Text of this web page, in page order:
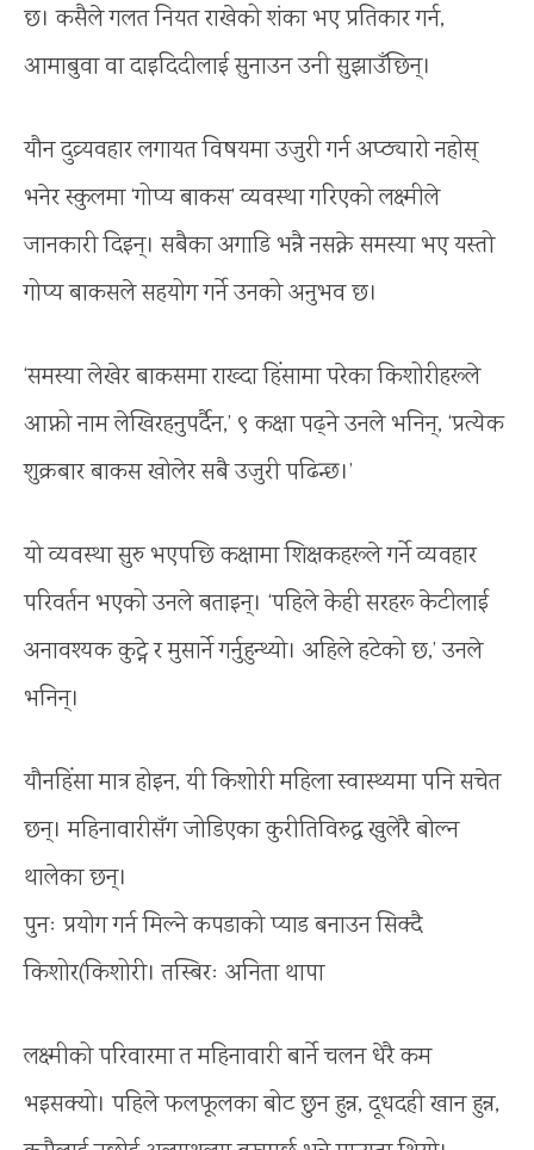
छ। कसैले गलत नियत राखेको शंका भए प्रतिकार गर्न,
आमाबुवा वा दाइदिदीलाई सुनाउन उनी सुझाउँछिन्।
यौन दुव्र्यवहार लगायत विषयमा उजुरी गर्न अप्ठ्यारो नहोस्
भनेर स्कुलमा ‘गोप्य बाकस’ व्यवस्था गरिएको लक्ष्मीले
जानकारी दिइन्। सबैका अगाडि भन्नै नसक्ने समस्या भए यस्तो
गोप्य बाकसले सहयोग गर्ने उनको अनुभव छ।
‘समस्या लेखेर बाकसमा राख्दा हिंसामा परेका किशोरीहरूले
आफ्नो नाम लेखिरहनुपर्दैन,’ ९ कक्षा पढ्ने उनले भनिन्, ‘प्रत्येक
शुक्रबार बाकस खोलेर सबै उजुरी पढिन्छ।’
यो व्यवस्था सुरु भएपछि कक्षामा शिक्षकहरूले गर्ने व्यवहार
परिवर्तन भएको उनले बताइन्। ‘पहिले केही सरहरू केटीलाई
अनावश्यक कुट्ने र मुसार्ने गर्नुहुन्थ्यो। अहिले हटेको छ,’ उनले
भनिन्।
यौनहिंसा मात्र होइन, यी किशोरी महिला स्वास्थ्यमा पनि सचेत
छन्। महिनावारीसँग जोडिएका कुरीतिविरुद्ध खुलेरै बोल्न
थालेका छन्।
पुनः प्रयोग गर्न मिल्ने कपडाको प्याड बनाउन सिक्दै
किशोर(किशोरी। तस्बिरः अनिता थापा
लक्ष्मीको परिवारमा त महिनावारी बार्ने चलन धेरै कम
भइसक्यो। पहिले फलफूलका बोट छुन हुन्न, दूधदही खान हुन्न,